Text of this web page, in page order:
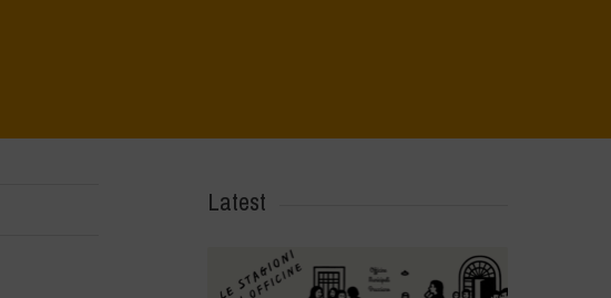
Latest